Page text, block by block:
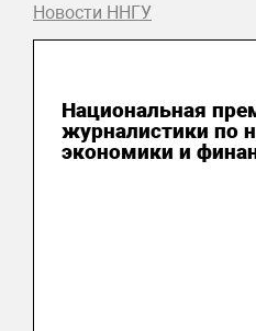
Новости ННГУ
Национальная
журналистики по
экономики и